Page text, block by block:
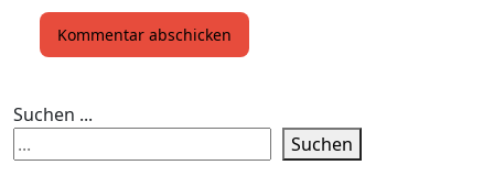
Suchen ...
Suchen